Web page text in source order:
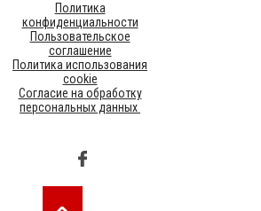
Политика
конфиденциальности
Пользовательское
соглашение
Политика использования
cookie
Согласие на обработку
персональных данных